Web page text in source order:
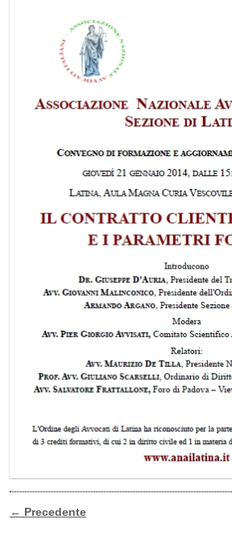
Navigazione Articoli
← Precedente